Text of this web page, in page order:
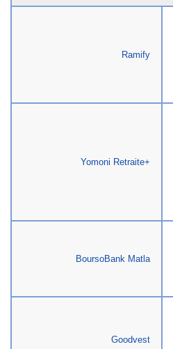
Ramify
Yomoni Retraite+
BoursoBank Matla
Goodvest